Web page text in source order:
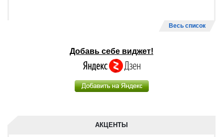
Весь список
Добавь себе виджет!
АКЦЕНТЫ